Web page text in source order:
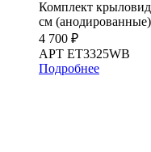
Комплект
см
4 700 ₽
АРТ ET3325WB
Подробнее